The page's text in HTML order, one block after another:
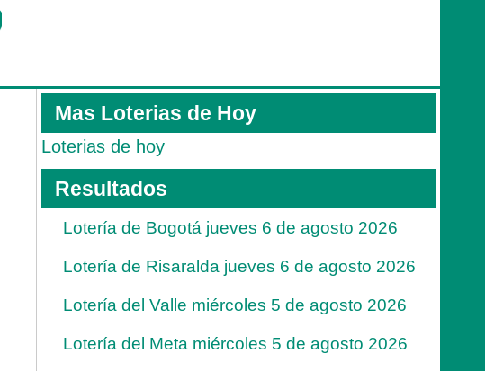
Mas Loterias de Hoy
Loterias de hoy
Resultados
Lotería de Bogotá jueves 6 de agosto 2026
Lotería de Risaralda jueves 6 de agosto 2026
Lotería del Valle miércoles 5 de agosto 2026
Lotería del Meta miércoles 5 de agosto 2026